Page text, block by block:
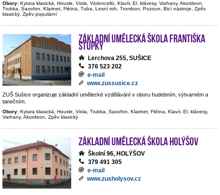
Obory: Kytara klasická, Housle, Viola, Violoncello, Klavír, El. klávesy, Varhany, Akordeon,
Trubka, Saxofon, Klarinet, Flétna, Tuba, Lesní roh, Trombon, Pozoun, Bicí nástroje, Zpěv
klasický, Zpěv populární
Základní umělecká škola Františka
Stupky
Lerchova 255, SUŠICE
376 523 202
e-mail
www.zussusice.cz
ZUŠ Sušice organizuje základní umělecké vzdělávání v oboru hudebním, výtvarném a
tanečním.
Obory: Kytara klasická, Housle, Viola, Trubka, Saxofon, Klarinet, Flétna, Klavír, El. klávesy,
Varhany, Akordeon, Zpěv klasický
Základní umělecká škola Holýšov
Školní 96, HOLÝŠOV
379 491 305
e-mail
www.zusholysov.cz